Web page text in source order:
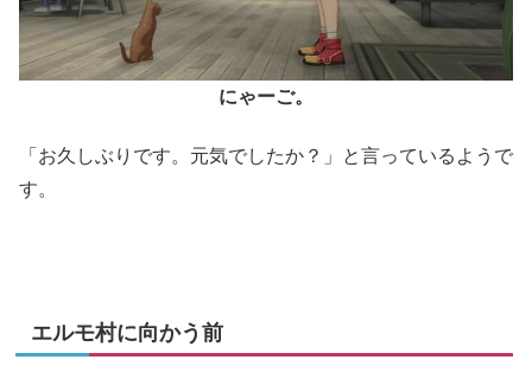
にゃーご。
「お久しぶりです。元気でしたか？」と言っているようで
す。
エルモ村に向かう前